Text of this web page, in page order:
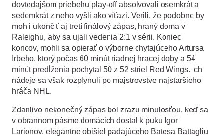
dovtedajšom priebehu play-off absolvovali osemkrát a
sedemkrát z neho vyšli ako víťazi. Verili, že podobne by
mohli ukončiť aj tretí finálový zápas, hraný doma v
Raleighu, aby sa ujali vedenia 2:1 v sérii. Koniec
koncov, mohli sa opierať o výborne chytajúceho Artursa
Irbeho, ktorý počas 60 minút riadnej hracej doby a 54
minút predĺženia pochytal 50 z 52 striel Red Wings. Ich
nádeje sa však rozplynuli po majstrovstve najstaršieho
hráča NHL.
Zdanlivo nekonečný zápas bol zrazu minulosťou, keď sa
v obrannom pásme domácich dostal k puku Igor
Larionov, elegantne obišiel padajúceho Batesa Battagliu